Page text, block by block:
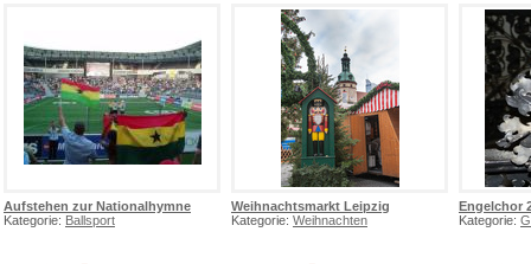
Aufstehen zur Nationalhymne
Kategorie: Ballsport
Weihnachtsmarkt Leipzig
Kategorie: Weihnachten
Engelchor
Kategorie: